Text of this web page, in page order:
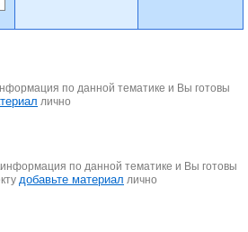
по данной тематике и Вы готовы
лично
по данной тематике и Вы готовы
добавьте материал лично